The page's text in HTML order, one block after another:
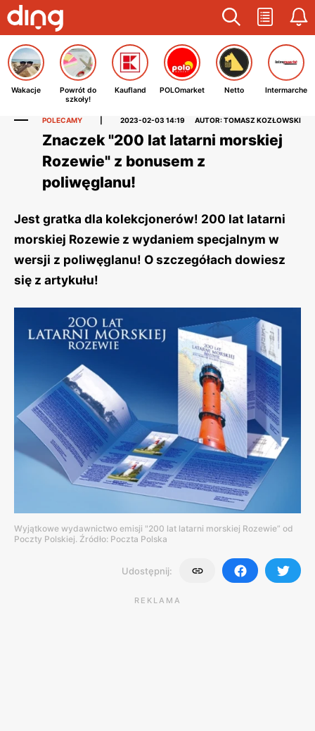
Wakacje
Powrót do
szkoły!
Kaufland POLOmarket Netto Intermarche
POLECAMY 2023-02-03 14:19 AUTOR: TOMASZ KOZŁOWSKI
Znaczek "200 lat latarni morskiej
Rozewie" z bonusem z
poliwęglanu!
Jest gratka dla kolekcjonerów! 200 lat latarni
morskiej Rozewie z wydaniem specjalnym w
wersji z poliwęglanu! O szczegółach dowiesz
się z artykułu!
Wyjątkowe wydawnictwo emisji "200 lat latarni morskiej Rozewie” od
Poczty Polskiej. Źródło: Poczta Polska
Udostępnij:
REKLAMA